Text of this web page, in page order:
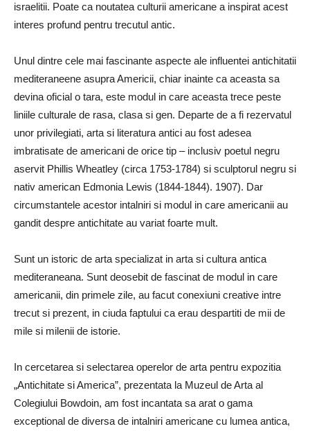
israelitii. Poate ca noutatea culturii americane a inspirat acest
interes profund pentru trecutul antic.
Unul dintre cele mai fascinante aspecte ale influentei antichitatii
mediteraneene asupra Americii, chiar inainte ca aceasta sa
devina oficial o tara, este modul in care aceasta trece peste
liniile culturale de rasa, clasa si gen. Departe de a fi rezervatul
unor privilegiati, arta si literatura antici au fost adesea
imbratisate de americani de orice tip – inclusiv poetul negru
aservit Phillis Wheatley (circa 1753-1784) si sculptorul negru si
nativ american Edmonia Lewis (1844-1844). 1907). Dar
circumstantele acestor intalniri si modul in care americanii au
gandit despre antichitate au variat foarte mult.
Sunt un istoric de arta specializat in arta si cultura antica
mediteraneana. Sunt deosebit de fascinat de modul in care
americanii, din primele zile, au facut conexiuni creative intre
trecut si prezent, in ciuda faptului ca erau despartiti de mii de
mile si milenii de istorie.
In cercetarea si selectarea operelor de arta pentru expozitia
„Antichitate si America”, prezentata la Muzeul de Arta al
Colegiului Bowdoin, am fost incantata sa arat o gama
exceptional de diversa de intalniri americane cu lumea antica,